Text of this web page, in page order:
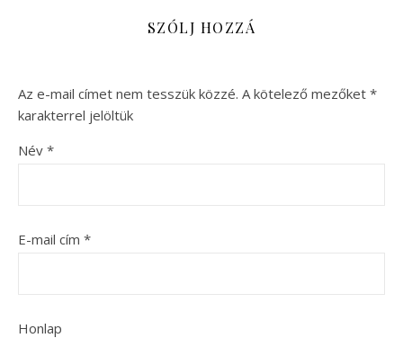
SZÓLJ HOZZÁ
Az e-mail címet nem tesszük közzé. A kötelező mezőket *
karakterrel jelöltük
Név *
E-mail cím *
Honlap